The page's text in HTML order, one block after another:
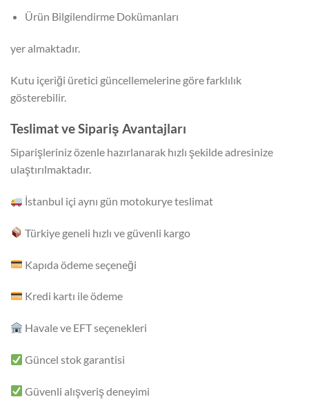
Ürün Bilgilendirme Dokümanları
yer almaktadır.
Kutu içeriği üretici güncellemelerine göre farklılık
gösterebilir.
Teslimat ve Sipariş Avantajları
Siparişleriniz özenle hazırlanarak hızlı şekilde adresinize
ulaştırılmaktadır.
İstanbul içi aynı gün motokurye teslimat
Türkiye geneli hızlı ve güvenli kargo
Kapıda ödeme seçeneği
Kredi kartı ile ödeme
Havale ve EFT seçenekleri
Güncel stok garantisi
Güvenli alışveriş deneyimi